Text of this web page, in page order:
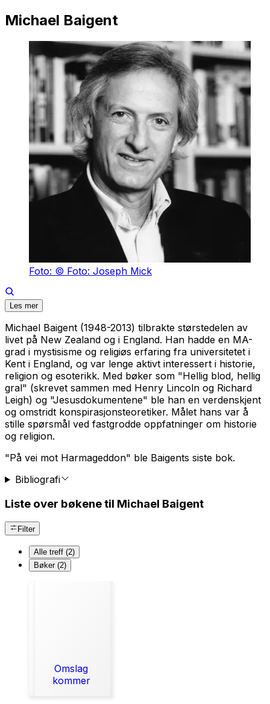
Michael Baigent
Foto: © Foto: Joseph Mick
Les mer
Michael Baigent (1948-2013) tilbrakte størstedelen av
livet på New Zealand og i England. Han hadde en MA-
grad i mystisisme og religiøs erfaring fra universitetet i
Kent i England, og var lenge aktivt interessert i historie,
religion og esoterikk. Med bøker som "Hellig blod, hellig
gral" (skrevet sammen med Henry Lincoln og Richard
Leigh) og "Jesusdokumentene" ble han en verdenskjent
og omstridt konspirasjonsteoretiker. Målet hans var å
stille spørsmål ved fastgrodde oppfatninger om historie
og religion.
"På vei mot Harmageddon" ble Baigents siste bok.
Bibliografi
Liste over bøkene til Michael Baigent
Filter
Alle treff (2)
Bøker (2)
Omslag
kommer